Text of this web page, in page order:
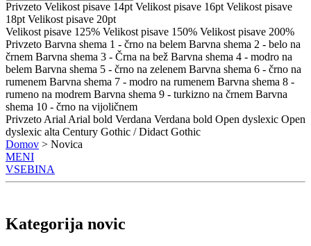
Privzeto Velikost pisave 14pt Velikost pisave 16pt Velikost pisave
18pt Velikost pisave 20pt
Velikost pisave 125% Velikost pisave 150% Velikost pisave 200%
Privzeto Barvna shema 1 - črno na belem Barvna shema 2 - belo na
črnem Barvna shema 3 - Črna na bež Barvna shema 4 - modro na
belem Barvna shema 5 - črno na zelenem Barvna shema 6 - črno na
rumenem Barvna shema 7 - modro na rumenem Barvna shema 8 -
rumeno na modrem Barvna shema 9 - turkizno na črnem Barvna
shema 10 - črno na vijoličnem
Privzeto Arial Arial bold Verdana Verdana bold Open dyslexic Open
dyslexic alta Century Gothic / Didact Gothic
Domov > Novica
MENI
VSEBINA
Kategorija novic